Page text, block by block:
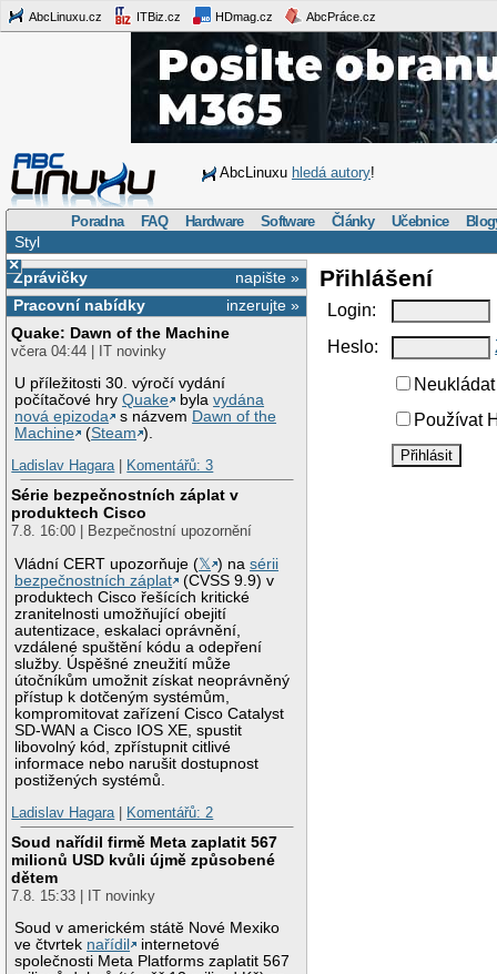
AbcLinuxu.cz ITBiz.cz HDmag.cz AbcPráce.cz
AbcLinuxu hledá autory!
Poradna FAQ Hardware Software Články Učebnice
Styl
×
napište »
Zprávičky
inzerujte »
Pracovní nabídky
Quake: Dawn of the Machine
včera 04:44 | IT novinky
U příležitosti 30. výročí vydání
počítačové hryQuake bylavydána
nová epizoda
s názvem Dawn of the
Machine
(Steam ).
Ladislav Hagara| Komentářů: 3
Série bezpečnostních záplat v
produktech Cisco
7.8. 16:00 | Bezpečnostní upozornění
Vládní CERT upozorňuje (𝕏 ) nasérii
bezpečnostních záplat
(CVSS 9.9) v
produktech Cisco řešících kritické
zranitelnosti umožňující obejití
autentizace, eskalaci oprávnění,
vzdálené spuštění kódu a odepření
služby. Úspěšné zneužití může
útočníkům umožnit získat neoprávněný
přístup k dotčeným systémům,
kompromitovat zařízení Cisco Catalyst
SD-WAN a Cisco IOS XE, spustit
libovolný kód, zpřístupnit citlivé
informace nebo narušit dostupnost
postižených systémů.
Ladislav Hagara| Komentářů: 2
Soud nařídil firmě Meta zaplatit 567
milionů USD kvůli újmě způsobené
dětem
7.8. 15:33 | IT novinky
Soud v americkém státě Nové Mexiko
ve čtvrtek nařídil
internetové
společnosti Meta Platforms zaplatit 567
Přihlášení
Login:
Heslo:
Používat